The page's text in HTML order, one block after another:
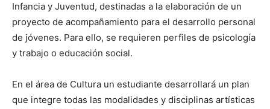
Infancia y Juventud, destinadas a la elaboración de un
proyecto de acompañamiento para el desarrollo personal
de jóvenes. Para ello, se requieren perfiles de psicología
y trabajo o educación social.
En el área de Cultura un estudiante desarrollará un plan
que integre todas las modalidades y disciplinas artísticas